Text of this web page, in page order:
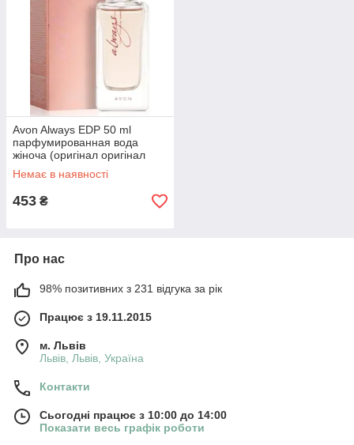
Avon Always EDP 50 ml
парфумированная вода
жіноча (оригінал оригінал
Польща)
Немає в наявності
453 ₴
Про нас
98% позитивних з 231 відгука за рік
Працює з 19.11.2015
м. Львів
Львів, Львів, Україна
Контакти
Сьогодні працює з 10:00 до 14:00
Показати весь графік роботи